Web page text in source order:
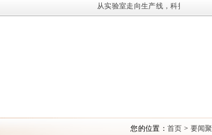
从实验室走向生产线，科技创新对贵
您的位置： 首页 > 要闻